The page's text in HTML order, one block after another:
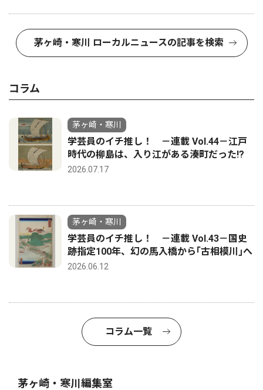
茅ヶ崎・寒川 ローカルニュースの記事を検索
コラム
茅ヶ崎・寒川
学芸員のイチ推し！ －連載 Vol.44－江戸
時代の柳島は、入り江がある湊町だった!?
2026.07.17
茅ヶ崎・寒川
学芸員のイチ推し！ －連載 Vol.43－国史
跡指定100年、幻の馬入橋から｢古相模川｣へ
2026.06.12
コラム一覧
茅ヶ崎・寒川編集室